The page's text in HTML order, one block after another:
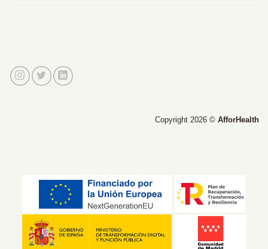
Copyright 2026 © AfforHealth